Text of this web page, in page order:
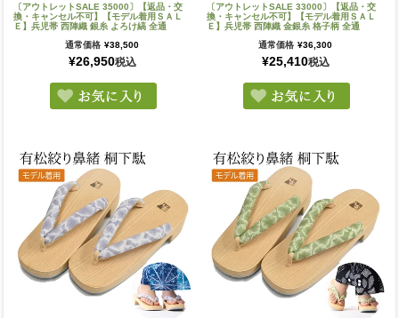
〔アウトレットSALE 35000〕【返品・交
換・キャンセル不可】【モデル着用ＳＡＬ
Ｅ】兵児帯 西陣織 銀糸 よろけ縞 全通
通常価格 ¥38,500
¥26,950税込
〔アウトレットSALE 33000〕【返品・交
換・キャンセル不可】【モデル着用ＳＡＬ
Ｅ】兵児帯 西陣織 金銀糸 格子柄 全通
通常価格 ¥36,300
¥25,410税込